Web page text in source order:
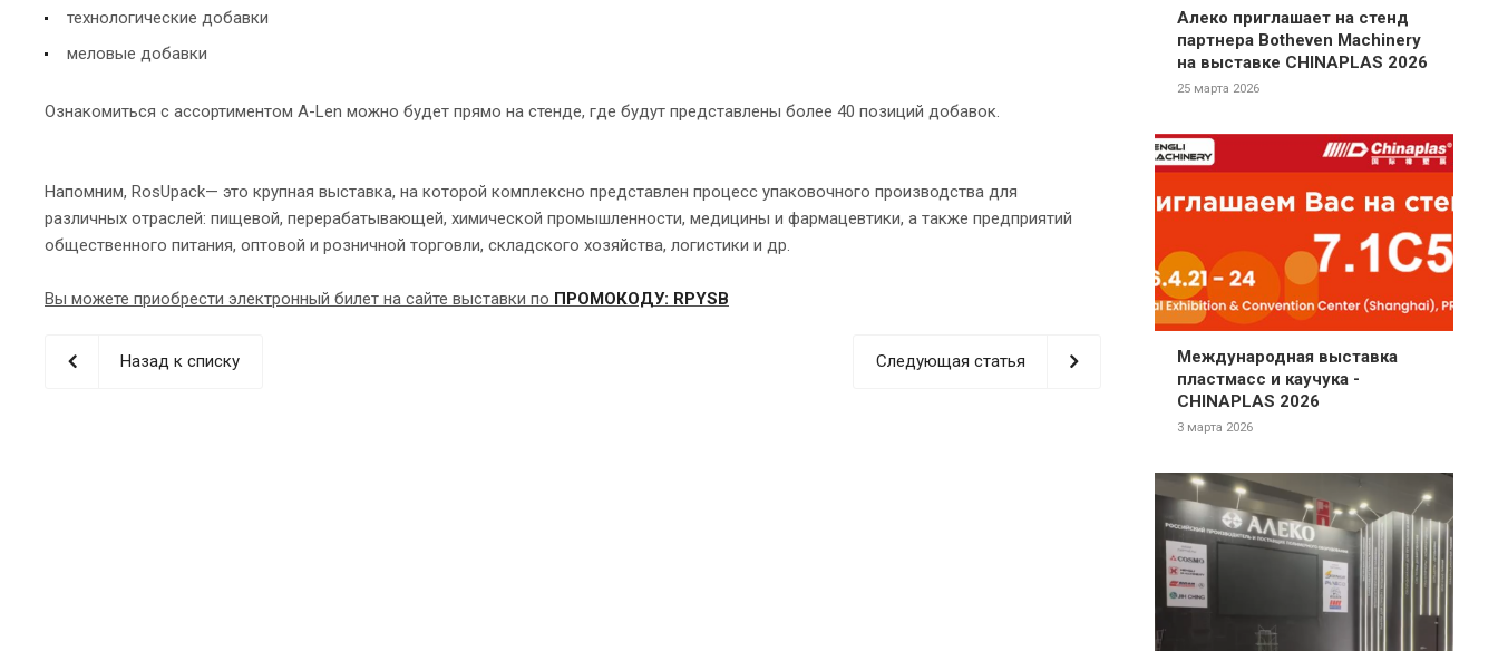
технологические добавки
меловые добавки
Ознакомиться с ассортиментом A-Len можно будет прямо на стенде, где будут представлены более 40 позиций добавок.
Напомним, RosUpack— это крупная выставка, на которой комплексно представлен процесс упаковочного производства для
различных отраслей: пищевой, перерабатывающей, химической промышленности, медицины и фармацевтики, а также предприятий
общественного питания, оптовой и розничной торговли, складского хозяйства, логистики и др.
Вы можете приобрести электронный билет на сайте выставки по ПРОМОКОДУ: RPYSB
Назад к списку Следующая статья
Алеко приглашает на стенд
партнера Botheven Machinery
на выставке CHINAPLAS 2026
25 марта 2026
Международная выставка
пластмасс и каучука -
CHINAPLAS 2026
3 марта 2026